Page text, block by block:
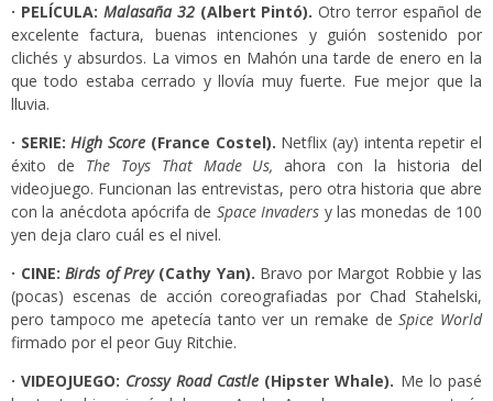
· PELÍCULA: Malasaña 32 (Albert Pintó).Otro terror español de
excelente factura, buenas intenciones y guión sostenido por
clichés y absurdos. La vimos en Mahón una tarde de enero en la
que todo estaba cerrado y llovía muy fuerte. Fue mejor que la
lluvia.
· SERIE:High Score (France Costel). Netflix (ay) intenta repetir el
éxito de The Toys That Made Us,ahora con la historia del
videojuego. Funcionan las entrevistas, pero otra historia que abre
con la anécdota apócrifa de Space Invaders y las monedas de 100
yen deja claro cuál es el nivel.
· CINE:Birds of Prey(Cathy Yan). Bravo por Margot Robbie y las
(pocas) escenas de acción coreografiadas por Chad Stahelski,
pero tampoco me apetecía tanto ver un remake deSpice World
firmado por el peor Guy Ritchie.
· VIDEOJUEGO: Crossy Road Castle(Hipster Whale). Me lo pasé